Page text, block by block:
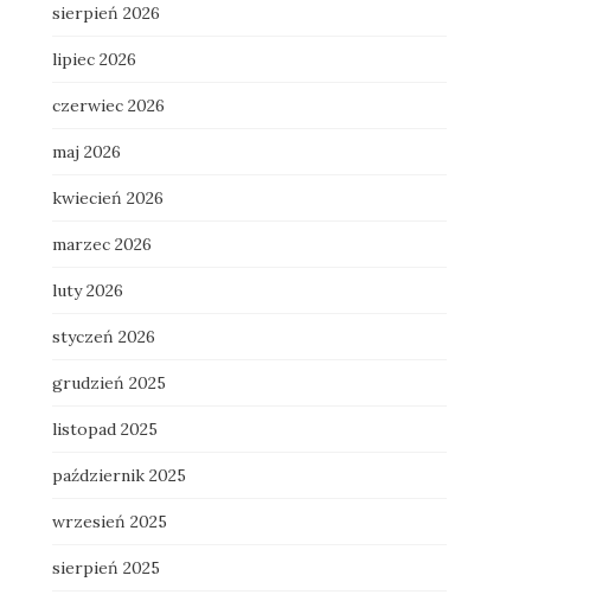
sierpień 2026
lipiec 2026
czerwiec 2026
maj 2026
kwiecień 2026
marzec 2026
luty 2026
styczeń 2026
grudzień 2025
listopad 2025
październik 2025
wrzesień 2025
sierpień 2025